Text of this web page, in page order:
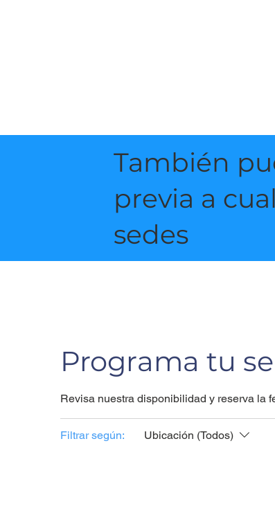
También
previa a
sedes
Programa tu
Revisa nuestra disponibilidad y reserva la
Filtrar según: Ubicación (Todos)